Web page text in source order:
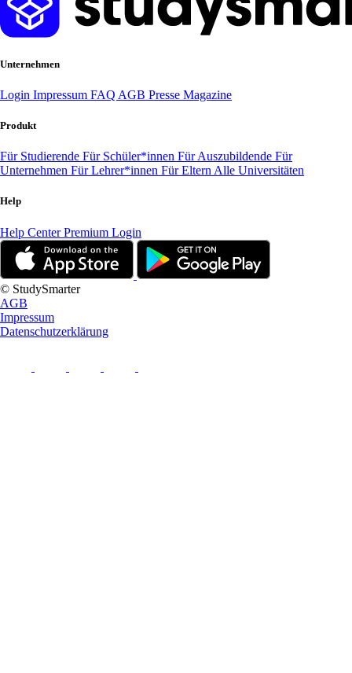
Unternehmen
Login Impressum FAQ AGB Presse Magazine
Produkt
Für Studierende Für Schüler*innen Für Auszubildende Für
Unternehmen Für Lehrer*innen Für Eltern Alle Universitäten
Help
Help CenterPremium Login
© StudySmarter
AGB
Impressum
Datenschutzerklärung